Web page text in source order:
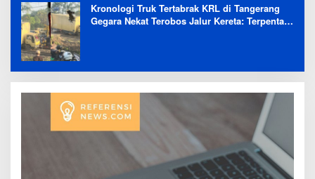
Kronologi Truk Tertabrak KRL di Tangerang
Gegara Nekat Terobos Jalur Kereta: Terpental,